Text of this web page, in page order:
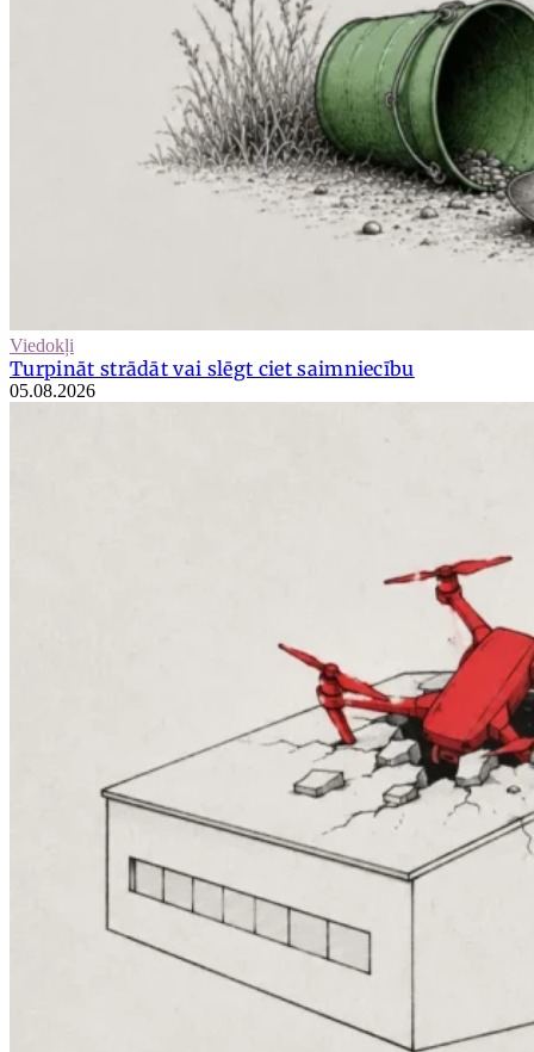
Viedokļi
Turpināt strādāt vai slēgt ciet saimniecību
05.08.2026